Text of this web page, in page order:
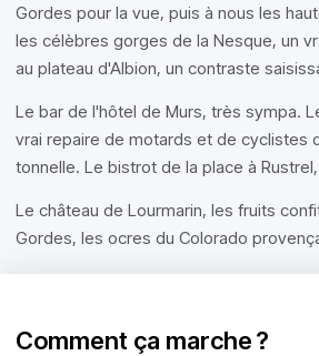
Gordes pour la vue, puis à nous les
les célèbres gorges de la Nesque, un
au plateau d'Albion, un contraste
Le bar de l'hôtel de Murs, très sympa.
vrai repaire de motards et de cyclistes
tonnelle. Le bistrot de la place à
Le château de Lourmarin, les fruits
Gordes, les ocres du Colorado
Comment ça marche ?